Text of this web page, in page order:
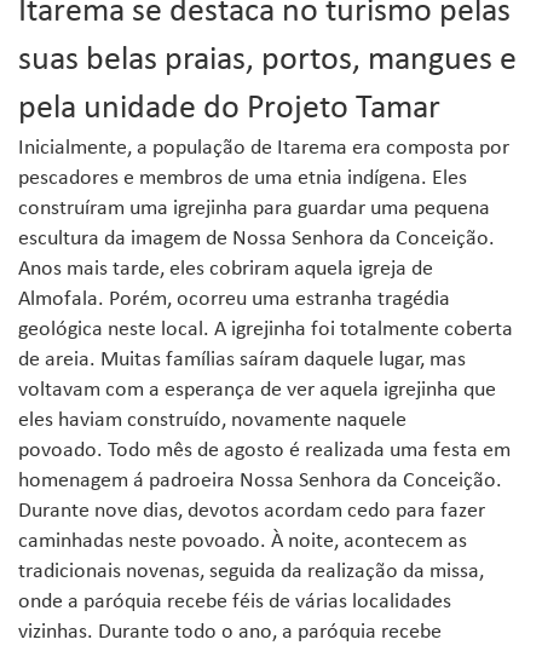
Itarema se destaca no turismo pelas
suas belas praias, portos, mangues e
pela unidade do Projeto Tamar
Inicialmente, a população de Itarema era composta por
pescadores e membros de uma etnia indígena. Eles
construíram uma igrejinha para guardar uma pequena
escultura da imagem de Nossa Senhora da Conceição.
Anos mais tarde, eles cobriram aquela igreja de
Almofala. Porém, ocorreu uma estranha tragédia
geológica neste local. A igrejinha foi totalmente coberta
de areia. Muitas famílias saíram daquele lugar, mas
voltavam com a esperança de ver aquela igrejinha que
eles haviam construído, novamente naquele
povoado. Todo mês de agosto é realizada uma festa em
homenagem á padroeira Nossa Senhora da Conceição.
Durante nove dias, devotos acordam cedo para fazer
caminhadas neste povoado. À noite, acontecem as
tradicionais novenas, seguida da realização da missa,
onde a paróquia recebe féis de várias localidades
vizinhas. Durante todo o ano, a paróquia recebe